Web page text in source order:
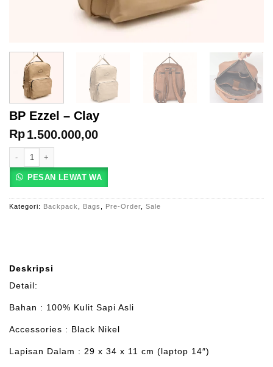
BP Ezzel – Clay
Rp1.500.000,00
PESAN LEWAT WA
Kategori: Backpack Bags Pre-Order Sale
Deskripsi
Detail:
Bahan : 100% Kulit Sapi Asli
Accessories : Black Nikel
Lapisan Dalam : 29 x 34 x 11 cm (laptop 14″)